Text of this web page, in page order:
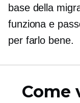
base della
funziona e
per farlo bene.
Come